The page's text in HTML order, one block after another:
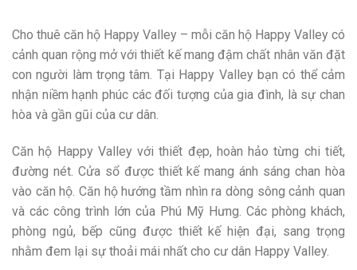
Cho thuê căn hộ Happy Valley – mỗi căn hộ Happy Valley có
cảnh quan rộng mở với thiết kế mang đậm chất nhân văn đặt
con người làm trọng tâm. Tại Happy Valley bạn có thể cảm
nhận niềm hạnh phúc các đối tượng của gia đình, là sự chan
hòa và gần gũi của cư dân.
Căn hộ Happy Valley với thiết đẹp, hoàn hảo từng chi tiết,
đường nét. Cửa sổ được thiết kế mang ánh sáng chan hòa
vào căn hộ. Căn hộ hướng tầm nhìn ra dòng sông cảnh quan
và các công trình lớn của Phú Mỹ Hưng. Các phòng khách,
phòng ngủ, bếp cũng được thiết kế hiện đại, sang trọng
nhằm đem lại sự thoải mái nhất cho cư dân Happy Valley.